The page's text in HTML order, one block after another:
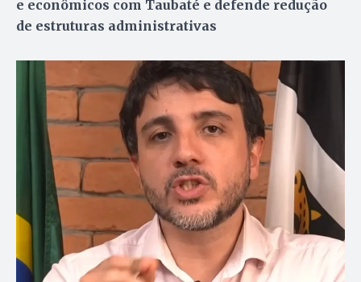
e econômicos com Taubaté e defende redução
de estruturas administrativas